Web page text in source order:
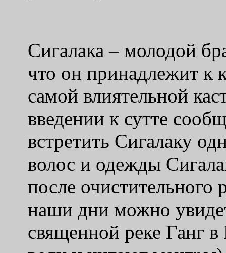
Сигалака – молодой
что он принадлежит к
самой влиятельной
введении к сутте
встретить Сигалаку
волос и одежды
после
наши дни можно
священной реке Ганг